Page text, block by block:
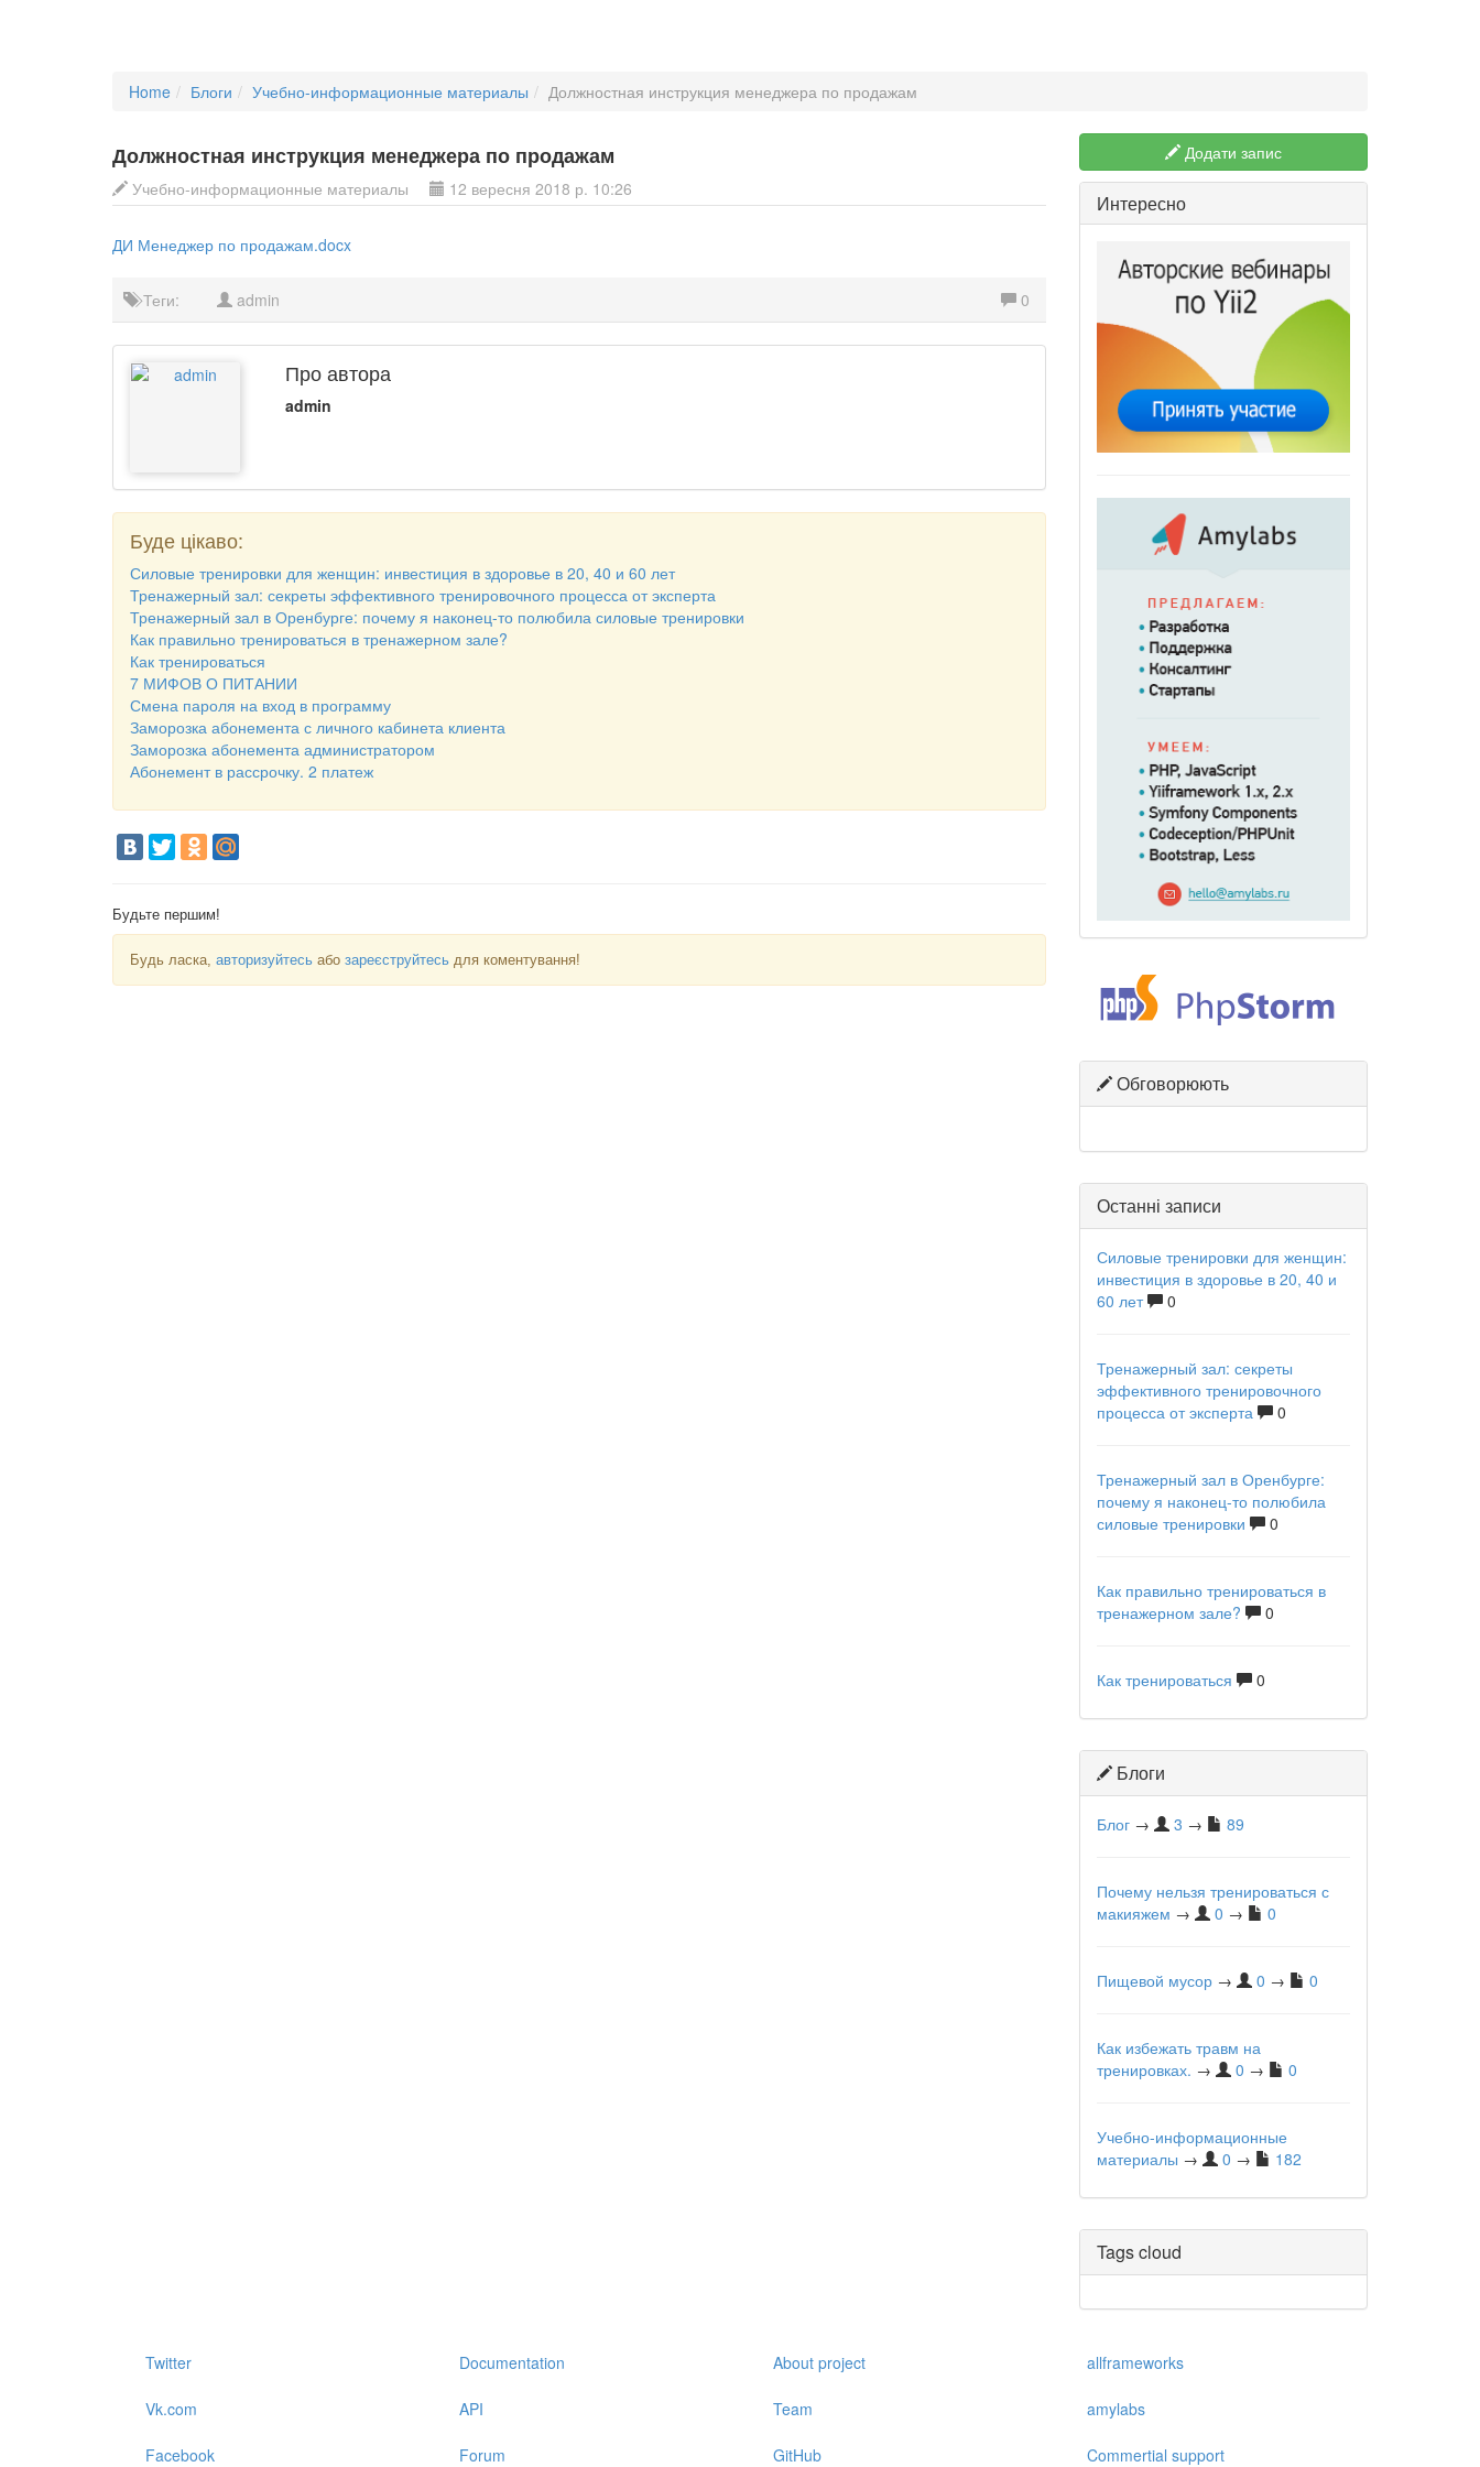
Home Блоги Учебно-информационные материалы Должностная инструкция менеджера по продажам
Должностная инструкция менеджера по продажам
Учебно-информационные материалы 12 вересня 2018 р. 10:26
ДИ Менеджер по продажам.docx
Теги: admin 0
Про автора
admin
Буде цікаво:
Силовые тренировки для женщин: инвестиция в здоровье в 20, 40 и 60 лет
Тренажерный зал: секреты эффективного тренировочного процесса от эксперта
Тренажерный зал в Оренбурге: почему я наконец-то полюбила силовые тренировки
Как правильно тренироваться в тренажерном зале?
Как тренироваться
7 МИФОВ О ПИТАНИИ
Смена пароля на вход в программу
Заморозка абонемента с личного кабинета клиента
Заморозка абонемента администратором
Абонемент в рассрочку. 2 платеж
Будьте першим!
Будь ласка, авторизуйтесь або зареєструйтесь для коментування!
Додати запис
Интересно
Обговорюють
Останні записи
Силовые тренировки для женщин:
инвестиция в здоровье в 20, 40 и
60 лет
0
Тренажерный зал: секреты
эффективного тренировочного
процесса от эксперта
0
Тренажерный зал в Оренбурге:
почему я наконец-то полюбила
силовые тренировки
0
Как правильно тренироваться в
тренажерном зале?
0
Как тренироваться 0
Блоги
Блог→ 3 → 89
Почему нельзя тренироваться с
макияжем → 0 → 0
Пищевой мусор→ 0 → 0
Как избежать травм на
тренировках. → 0 → 0
Учебно-информационные
материалы → 0 → 182
Tags cloud
Twitter
Vk.com
Facebook
Documentation
API
Forum
About project
Team
GitHub
allframeworks
amylabs
Commertial support